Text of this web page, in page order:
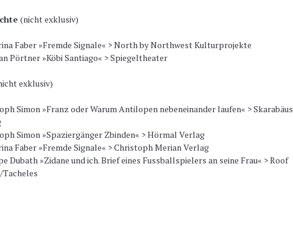
(nicht exklusiv)
Faber »Fremde Signale« > North by Northwest Kulturprojekte
Pörtner »Köbi Santiago« > Spiegeltheater
exklusiv)
Simon »Franz oder Warum Antilopen nebeneinander laufen« > Skarabäus
Simon »Spaziergänger Zbinden« > Hörmal Verlag
Faber »Fremde Signale« > Christoph Merian Verlag
Dubath »Zidane und ich. Brief eines Fussballspielers an seine Frau« > Roof
Tacheles